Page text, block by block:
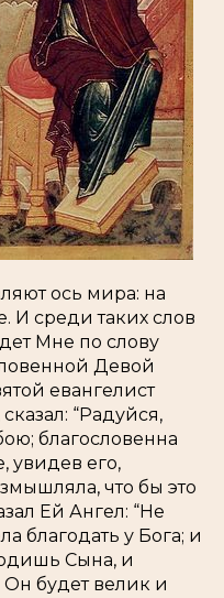
ось мира: на
И среди таких слов
Мне по слову
Девой
евангелист
“Радуйся,
благословенна
увидев его,
что бы это
Ей Ангел: “Не
благодать у Бога; и
Сына, и
будет велик и